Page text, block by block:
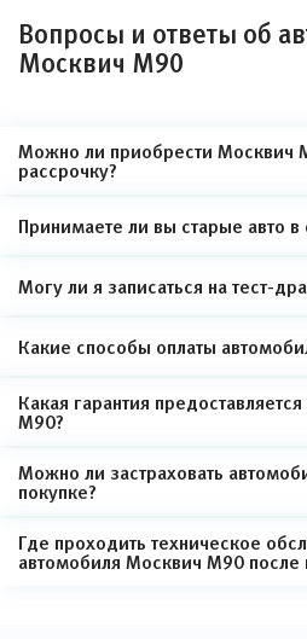
Вопросы и ответы об
Москвич М90
Можно ли приобрести Москвич
рассрочку?
Принимаете ли вы старые авто в
Могу ли я записаться на тест-
Какие способы оплаты
Какая гарантия
М90?
Можно ли застраховать
покупке?
Где проходить техническое
автомобиля Москвич М90 после